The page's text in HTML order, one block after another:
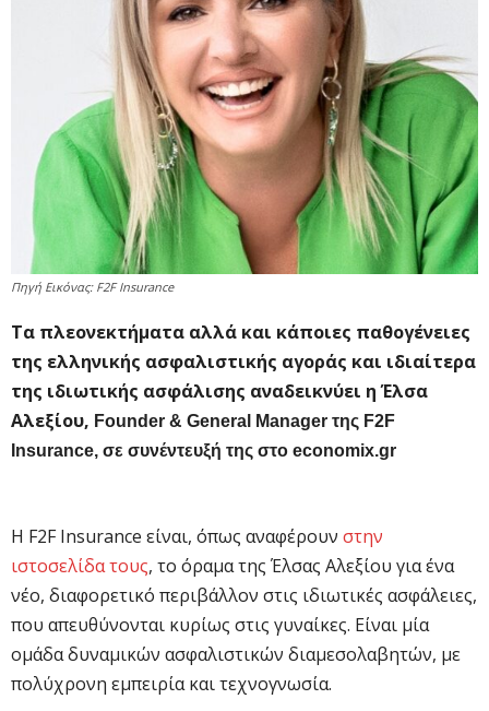
Πηγή Εικόνας: F2F Insurance
Τα πλεονεκτήματα αλλά και κάποιες παθογένειες
της ελληνικής ασφαλιστικής αγοράς και ιδιαίτερα
της ιδιωτικής ασφάλισης αναδεικνύει η Έλσα
Αλεξίου, Founder & General Manager της F2F
Insurance, σε συνέντευξή της στο economix.gr
Η F2F Insurance είναι, όπως αναφέρουν στην
ιστοσελίδα τους, το όραμα της Έλσας Αλεξίου για ένα
νέο, διαφορετικό περιβάλλον στις ιδιωτικές ασφάλειες,
που απευθύνονται κυρίως στις γυναίκες. Είναι μία
ομάδα δυναμικών ασφαλιστικών διαμεσολαβητών, με
πολύχρονη εμπειρία και τεχνογνωσία.